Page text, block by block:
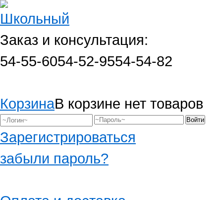
Заказ и консультация:
54-55-6054-52-9554-54-82
КорзинаВ корзине нет товаров
Зарегистрироваться
забыли пароль?